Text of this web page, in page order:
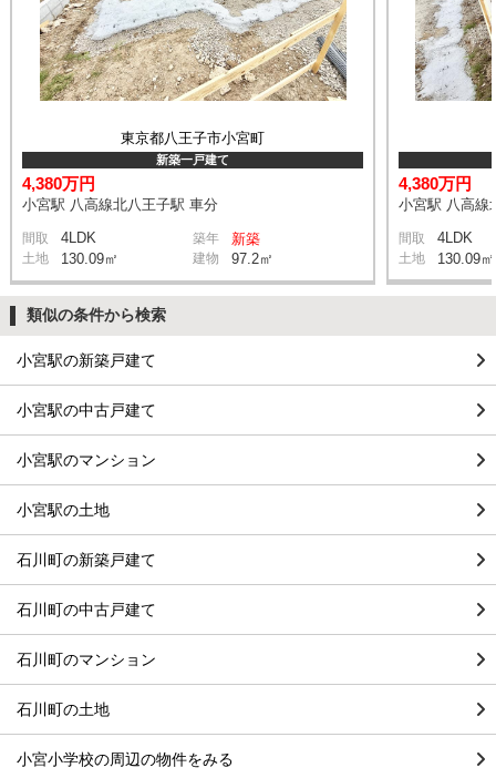
東京都八王子市小宮町
新築一戸建て
4,380万円
小宮駅 八高線北八王子駅 車分
間取 4LDK 築年 新築
土地 130.09㎡ 建物 97.2㎡
4,380万円
小宮駅 八高線
間取 4LDK
土地 130.09㎡
類似の条件から検索
小宮駅の新築戸建て
小宮駅の中古戸建て
小宮駅のマンション
小宮駅の土地
石川町の新築戸建て
石川町の中古戸建て
石川町のマンション
石川町の土地
小宮小学校の周辺の物件をみる